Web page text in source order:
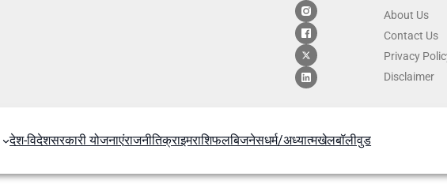
About Us
Contact Us
Privacy
Disclaimer
देश-विदेशसरकारी योजनाएंराजनीतिक्राइमराशिफलबिजनेसधर्म/अध्यात्मखेलबॉलीवुड